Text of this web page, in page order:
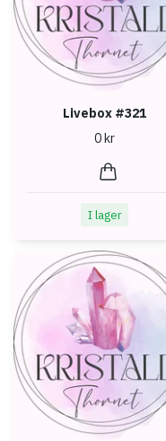
Livebox #321
0 kr
I lager